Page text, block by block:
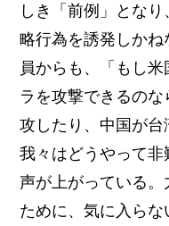
しき「前例」とな
略行為を誘発しか
員からも、「もし
ラを攻撃できるの
攻したり、中国が台
我々はどうやって
声が上がっている
ために、気に入らな